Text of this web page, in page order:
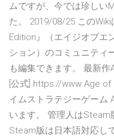
ムですが、今では珍しい
た。 2019/08/25 この
Edition』（エイジオブエ
ション）のコミュニティ
も編集できます。 最新作
[公式] https://www Age of
イムストラテジーゲーム
います。 管理人はSteam
Steam版は日本語対応し